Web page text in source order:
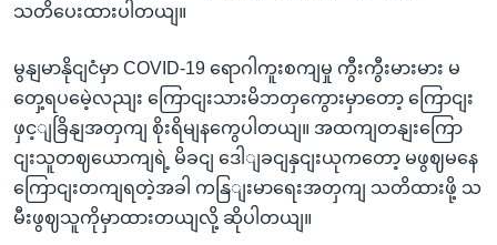
သတိပေးထားပါတယျ။
မွနျမာနိုငျငံမှာ COVID-19 ရောဂါကူးစကျမှု ကွီးကွီးမားမား မ
တှေ့ရပမေဲ့လညျး ကြောငျးသားမိဘတှကွေားမှာတော့ ကြောငျး
ဖှင့ျခြိနျအတှကျ စိုးရိမျနကွေပါတယျ။ အထကျတနျးကြော
ငျးသူတဈယောကျရဲ့ မိခငျ ဒေါျခငျနှငျးယုကတော့ မဖွဈမနေ
ကြောငျးတကျရတဲ့အခါ ကနြျးမာရေးအတှကျ သတိထားဖို့ သ
မီးဖွဈသူကိုမှာထားတယျလို့ ဆိုပါတယျ။